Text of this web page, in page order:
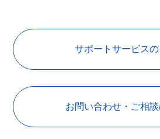
サポートサービス
お問い合わせ・ご相